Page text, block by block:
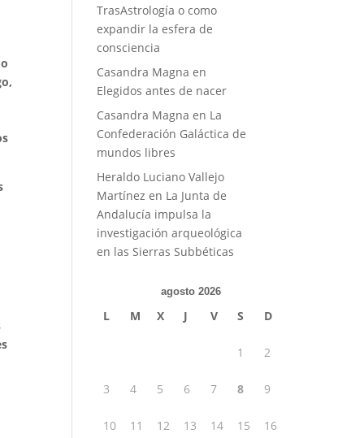
TrasAstrología o como
expandir la esfera de
consciencia
Casandra Magna en
Elegidos antes de nacer
Casandra Magna en La
Confederación Galáctica de
mundos libres
Heraldo Luciano Vallejo
Martínez en La Junta de
Andalucía impulsa la
investigación arqueológica
en las Sierras Subbéticas
agosto 2026
L M X J V S D
1 2
3 4 5 6 7 8 9
10 11 12 13 14 15 16